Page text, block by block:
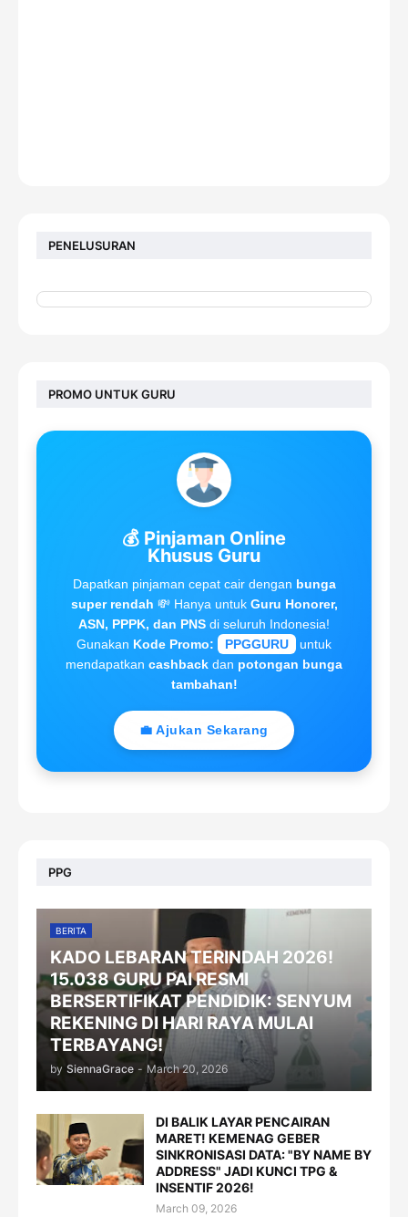
PENELUSURAN
PROMO UNTUK GURU
💰 Pinjaman Online
Khusus Guru
Dapatkan pinjaman cepat cair dengan bunga
super rendah 💸 Hanya untuk Guru Honorer,
ASN, PPPK, dan PNS di seluruh Indonesia!
Gunakan Kode Promo: PPGGURU
untuk
mendapatkan cashback dan potongan bunga
tambahan!
💼 Ajukan Sekarang
PPG
BERITA
KADO LEBARAN TERINDAH 2026!
15.038 GURU PAI RESMI
BERSERTIFIKAT PENDIDIK: SENYUM
REKENING DI HARI RAYA MULAI
TERBAYANG!
by SiennaGrace - March 20, 2026
DI BALIK LAYAR PENCAIRAN
MARET! KEMENAG GEBER
SINKRONISASI DATA: "BY NAME BY
ADDRESS" JADI KUNCI TPG &
INSENTIF 2026!
March 09, 2026